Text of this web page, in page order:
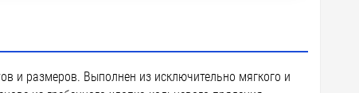
и размеров. Выполнен из исключительно мягкого и